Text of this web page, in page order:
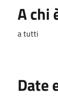
A chi
a tutti
Date